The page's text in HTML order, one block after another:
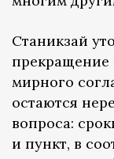
Станикзай
прекращение
мирного
остаются
вопроса:
и пункт, в